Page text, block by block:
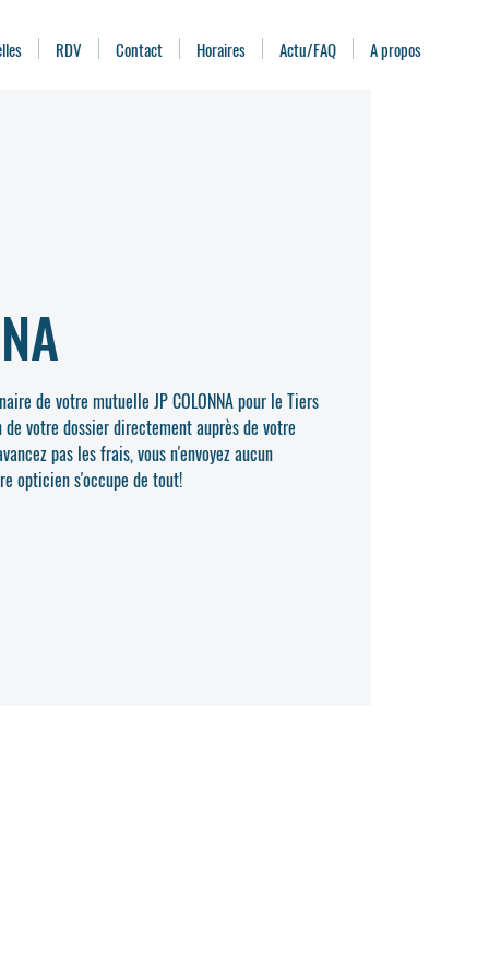
RDV Contact Horaires Actu/FAQ A propos
de votre mutuelle JP COLONNA pour le Tiers
votre dossier directement auprès de votre
pas les frais, vous n'envoyez aucun
opticien s'occupe de tout!